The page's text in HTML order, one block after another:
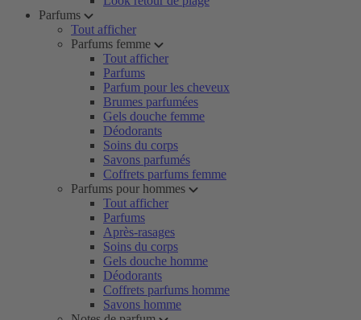
Parfums
Tout afficher
Parfums femme
Tout afficher
Parfums
Parfum pour les cheveux
Brumes parfumées
Gels douche femme
Déodorants
Soins du corps
Savons parfumés
Coffrets parfums femme
Parfums pour hommes
Tout afficher
Parfums
Après-rasages
Soins du corps
Gels douche homme
Déodorants
Coffrets parfums homme
Savons homme